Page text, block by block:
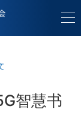
智慧书